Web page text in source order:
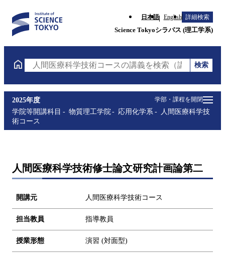
日本語 English 詳細検索
Science Tokyoシラバス (理工学系)
人間医療科学技術コースの講義を検索（講義名・科
検索
学部・課程を開閉
2025年度
学院等開講科目
物質理工学院 応用化学系
人間医療科学技
術コース
人間医療科学技術修士論文研究計画論第二
開講元 人間医療科学技術コース
担当教員 指導教員
授業形態 演習 (対面型)